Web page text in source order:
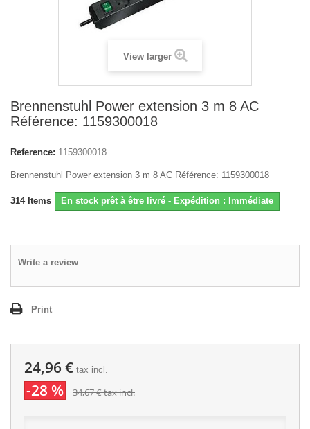
View larger
Brennenstuhl Power extension 3 m 8 AC
Référence: 1159300018
Reference: 1159300018
Brennenstuhl Power extension 3 m 8 AC Référence: 1159300018
314 Items En stock prêt à être livré - Expédition : Immédiate
Write a review
Print
24,96 € tax incl.
-28 % 34,67 €tax incl.